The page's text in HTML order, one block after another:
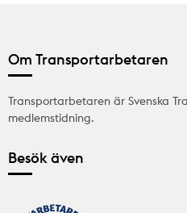
Om Transportarbetaren
Transportarbetaren är Svenska
medlemstidning.
Besök även